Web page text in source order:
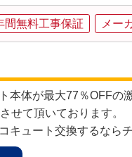
間無料工事保証 メー
本体が最大77％OFFの
せて頂いております。
キュート交換するなら